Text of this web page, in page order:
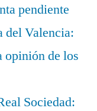
pendiente
del Valencia:
opinión de los
Sociedad: